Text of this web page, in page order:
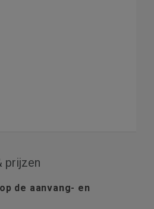
prijzen
de aanvang- en